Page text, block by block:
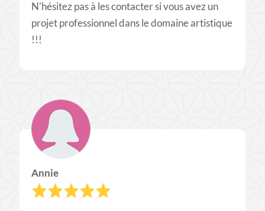
N'hésitez pas à les contacter si vous avez un
projet professionnel dans le domaine artistique
!!!
Annie